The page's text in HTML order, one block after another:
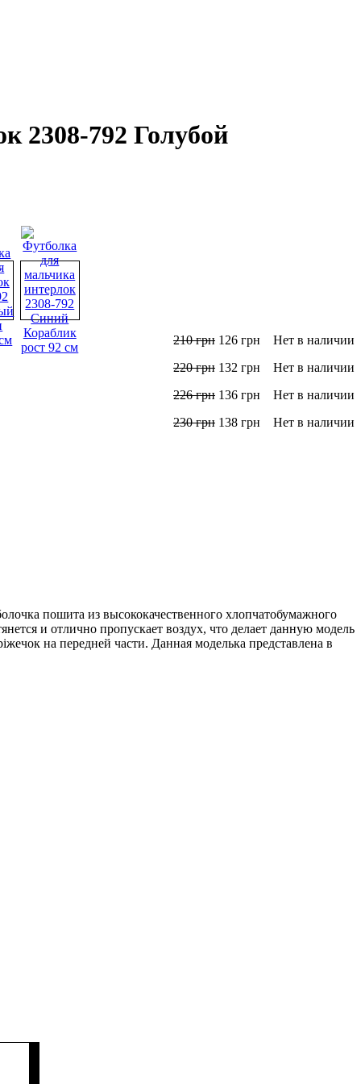
2308-792 Голубой
210грн 126 грн
Нет в наличии
220грн 132 грн
Нет в наличии
226грн 136 грн
Нет в наличии
230грн 138 грн Нет в наличии
пошита из высококачественного хлопчатобумажного
и отлично пропускает воздух, что делает данную модель
на передней части. Данная моделька представлена в